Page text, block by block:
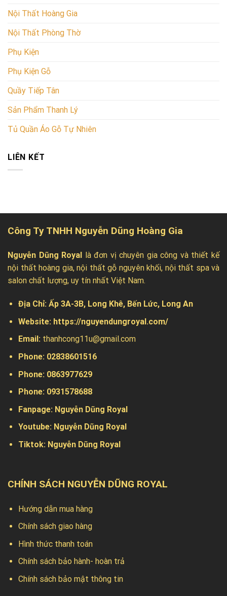
Nội Thất Hoàng Gia
Nội Thất Phòng Thờ
Phụ Kiện
Phụ Kiện Gỗ
Quầy Tiếp Tân
Sản Phẩm Thanh Lý
Tủ Quần Áo Gỗ Tự Nhiên
LIÊN KẾT
Công Ty TNHH Nguyễn Dũng Hoàng Gia
Nguyễn Dũng Royal
là đơn vị chuyên gia công và thiết kế
nội thất hoàng gia, nội thất gỗ nguyên khối, nội thất spa và
salon chất lượng, uy tín nhất Việt Nam.
Địa Chỉ: Ấp 3A-3B, Long Khê, Bến Lức, Long An
Website: https://nguyendungroyal.com/
Email: thanhcong11u@gmail.com
Phone: 02838601516
Phone: 0863977629
Phone: 0931578688
Fanpage: Nguyễn Dũng Royal
Youtube: Nguyễn Dũng Royal
Tiktok: Nguyễn Dũng Royal
CHÍNH SÁCH NGUYỄN DŨNG ROYAL
Hướng dẫn mua hàng
Chính sách giao hàng
Hình thức thanh toán
Chính sách bảo hành- hoàn trả
Chính sách bảo mật thông tin